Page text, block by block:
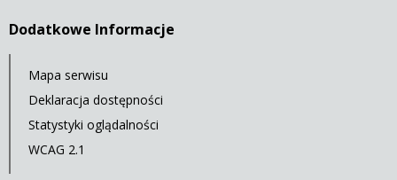
Dodatkowe Informacje
Mapa serwisu
Deklaracja dostępności
Statystyki oglądalności
WCAG 2.1